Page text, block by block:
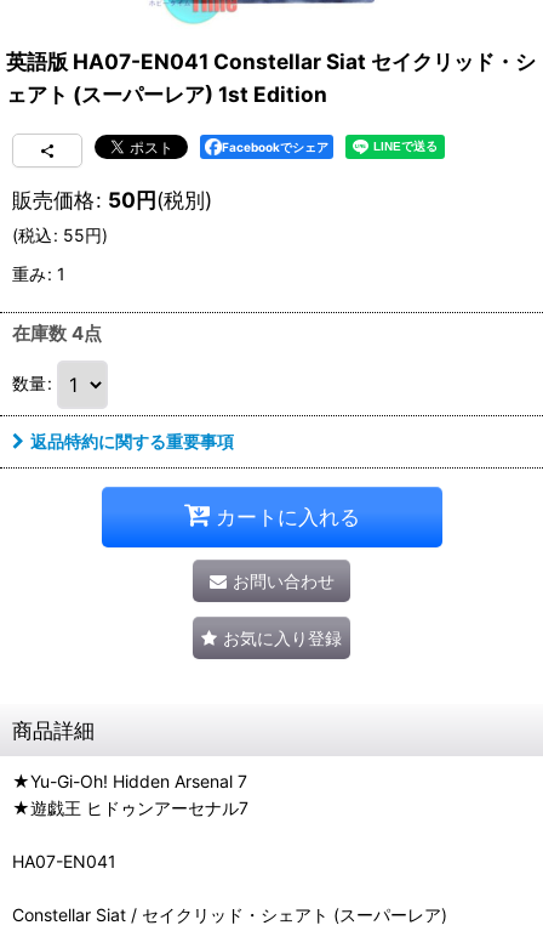
英語版 HA07-EN041 Constellar Siat セイクリッド・シ
ェアト (スーパーレア) 1st Edition
Facebookでシェア
販売価格: 50円(税別)
(税込: 55円)
重み: 1
在庫数 4点
数量:
返品特約に関する重要事項
カートに入れる
お問い合わせ
お気に入り登録
商品詳細
★Yu-Gi-Oh! Hidden Arsenal 7
★遊戯王 ヒドゥンアーセナル7
HA07-EN041
Constellar Siat / セイクリッド・シェアト (スーパーレア)